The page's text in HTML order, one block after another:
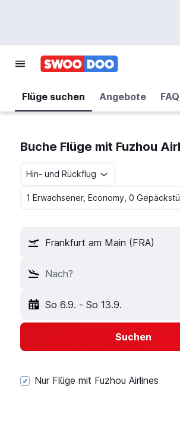
Flüge suchen Angebote FAQ
Buche Flüge mit Fuzhou
Hin- und Rückflug
1 Erwachsener, Economy, 0
Frankfurt am Main (FRA)
Nach?
So 6.9. - So 13.9.
Suchen
Nur Flüge mit Fuzhou Airlines